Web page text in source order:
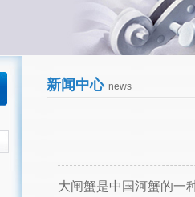
新闻中心 news
大闸蟹是中国河蟹的一